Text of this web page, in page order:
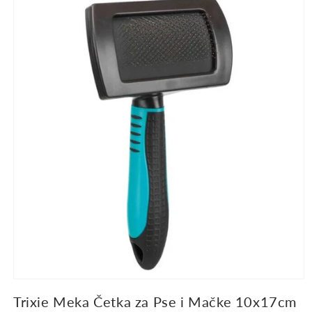
Trixie Meka Četka za Pse i Mačke 10x17cm